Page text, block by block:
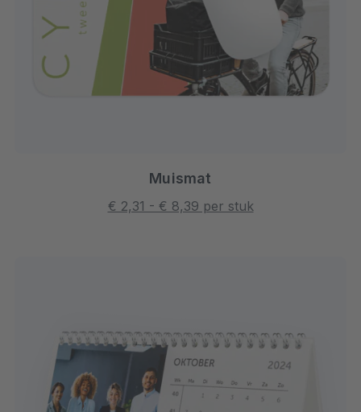
Muismat
€ 2,31 - € 8,39 per stuk